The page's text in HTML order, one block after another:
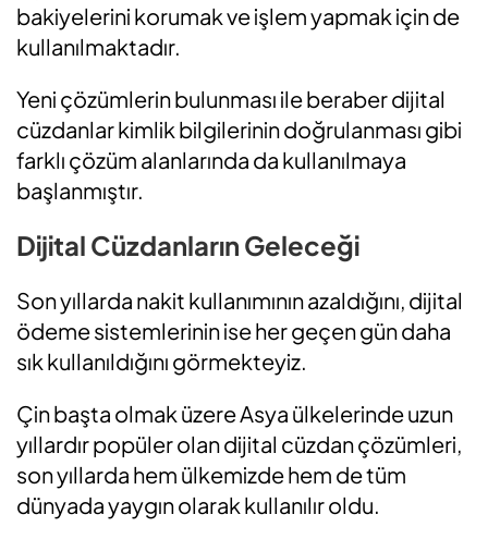
bakiyelerini korumak ve işlem yapmak için de
kullanılmaktadır.
Yeni çözümlerin bulunması ile beraber dijital
cüzdanlar kimlik bilgilerinin doğrulanması gibi
farklı çözüm alanlarında da kullanılmaya
başlanmıştır.
Dijital Cüzdanların Geleceği
Son yıllarda nakit kullanımının azaldığını, dijital
ödeme sistemlerinin ise her geçen gün daha
sık kullanıldığını görmekteyiz.
Çin başta olmak üzere Asya ülkelerinde uzun
yıllardır popüler olan dijital cüzdan çözümleri,
son yıllarda hem ülkemizde hem de tüm
dünyada yaygın olarak kullanılır oldu.